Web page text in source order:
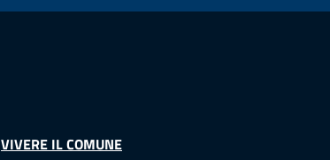
VIVERE IL COMUNE